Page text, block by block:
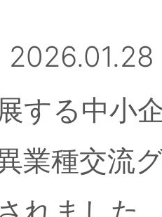
2026.01.28
する中小
業種交流